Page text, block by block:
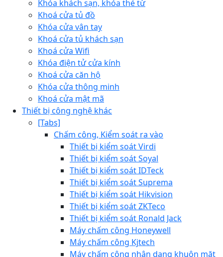
Khóa khách sạn, khóa thẻ từ
Khoá cửa tủ đồ
Khóa cửa vân tay
Khoá cửa tủ khách sạn
Khoá cửa Wifi
Khóa điện tử cửa kính
Khoá cửa căn hộ
Khóa cửa thông minh
Khoá cửa mật mã
Thiết bị công nghệ khác
[Tabs]
Chấm công, Kiểm soát ra vào
Thiết bị kiểm soát Virdi
Thiết bị kiểm soát Soyal
Thiết bị kiểm soát IDTeck
Thiết bị kiểm soát Suprema
Thiết bị kiểm soát Hikvision
Thiết bị kiểm soát ZKTeco
Thiết bị kiểm soát Ronald Jack
Máy chấm công Honeywell
Máy chấm công Kjtech
Máy chấm công nhận dạng khuôn mặt